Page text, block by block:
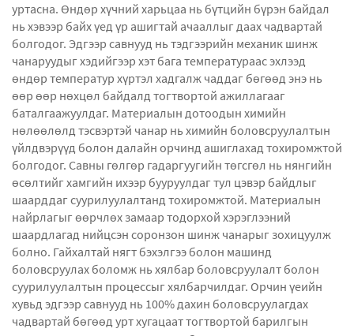
уртасна. Өндөр хүчний харьцаа нь бүтцийн бүрэн байдал
нь хэвээр байх үед үр ашигтай ачааллыг даах чадвартай
болгодог. Эдгээр савнууд нь тэдгээрийн механик шинж
чанаруудыг хэдийгээр хэт бага температураас эхлээд
өндөр температур хүртэл хадгалж чаддаг бөгөөд энэ нь
өөр өөр нөхцөл байдалд тогтвортой ажиллагааг
баталгаажуулдаг. Материалын дотоодын химийн
нөлөөлөлд тэсвэртэй чанар нь химийн боловсруулалтын
үйлдвэрүүд болон далайн орчинд ашиглахад тохиромжтой
болгодог. Савны гөлгөр гадаргуугийн төгсгөл нь нянгийн
өсөлтийг хамгийн ихээр бууруулдаг тул цэвэр байдлыг
шаарддаг суурилуулалтанд тохиромжтой. Материалын
найрлагыг өөрчлөх замаар тодорхой хэрэглээний
шаардлагад нийцсэн соронзон шинж чанарыг зохицуулж
болно. Гайхалтай нягт бэхэлгээ болон машинд
боловсруулах боломж нь хялбар боловсруулалт болон
суурилуулалтын процессыг хялбарчилдаг. Орчин үеийн
хувьд эдгээр савнууд нь 100% дахин боловсруулагдах
чадвартай бөгөөд урт хугацаат тогтвортой барилгын